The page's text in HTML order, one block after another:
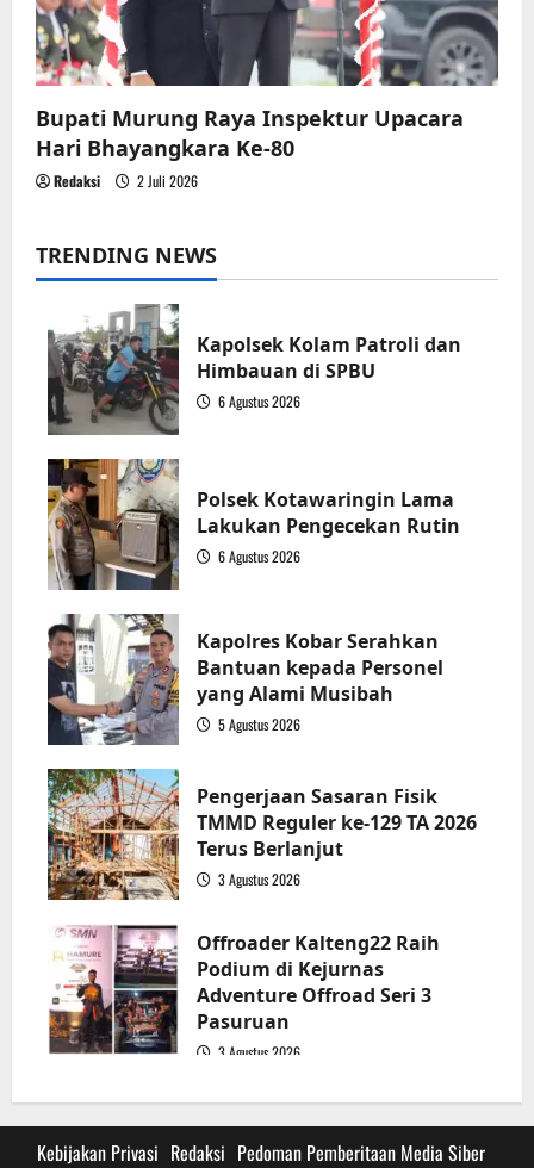
Bupati Murung Raya Inspektur Upacara
Hari Bhayangkara Ke-80
Redaksi 2 Juli 2026
TRENDING NEWS
Kapolsek Kolam Patroli dan
Himbauan di SPBU
6 Agustus 2026
Polsek Kotawaringin Lama
Lakukan Pengecekan Rutin
6 Agustus 2026
Kapolres Kobar Serahkan
Bantuan kepada Personel
yang Alami Musibah
5 Agustus 2026
Pengerjaan Sasaran Fisik
TMMD Reguler ke-129 TA 2026
Terus Berlanjut
3 Agustus 2026
Offroader Kalteng22 Raih
Podium di Kejurnas
Adventure Offroad Seri 3
Pasuruan
3 Agustus 2026
Kebijakan Privasi Redaksi Pedoman Pemberitaan Media Siber